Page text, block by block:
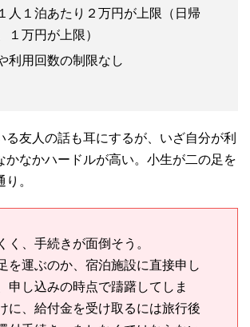
人１泊あたり２万円が上限（日帰
１万円が上限）
利用回数の制限なし
友人の話も耳にするが、いざ自分が利
かなかハードルが高い。小生が二の足を
。
く、手続きが面倒そう。
を運ぶのか、宿泊施設に直接申し
申し込みの時点で躊躇してしま
に、給付金を受け取るには旅行後